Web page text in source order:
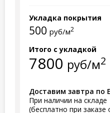
Укладка покрытия
500 руб/м2
Итого с укладкой
7800 руб/м2
Доставим завтра по
При наличии на складе
(бесплатно при заказе